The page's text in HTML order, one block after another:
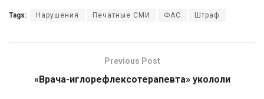
Tags: Нарушения Печатные СМИ ФАС Штраф
Previous Post
«Врача-иглорефлексотерапевта» укололи